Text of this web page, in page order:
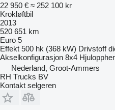
22 950 € ≈ 252 100 kr
Krokløftbil
2013
520 651 km
Euro 5
Effekt 500 hk (368 kW) Drivstoff
Akselkonfigurasjon 8x4
Nederland, Groot-Ammers
RH Trucks BV
Kontakt selgeren